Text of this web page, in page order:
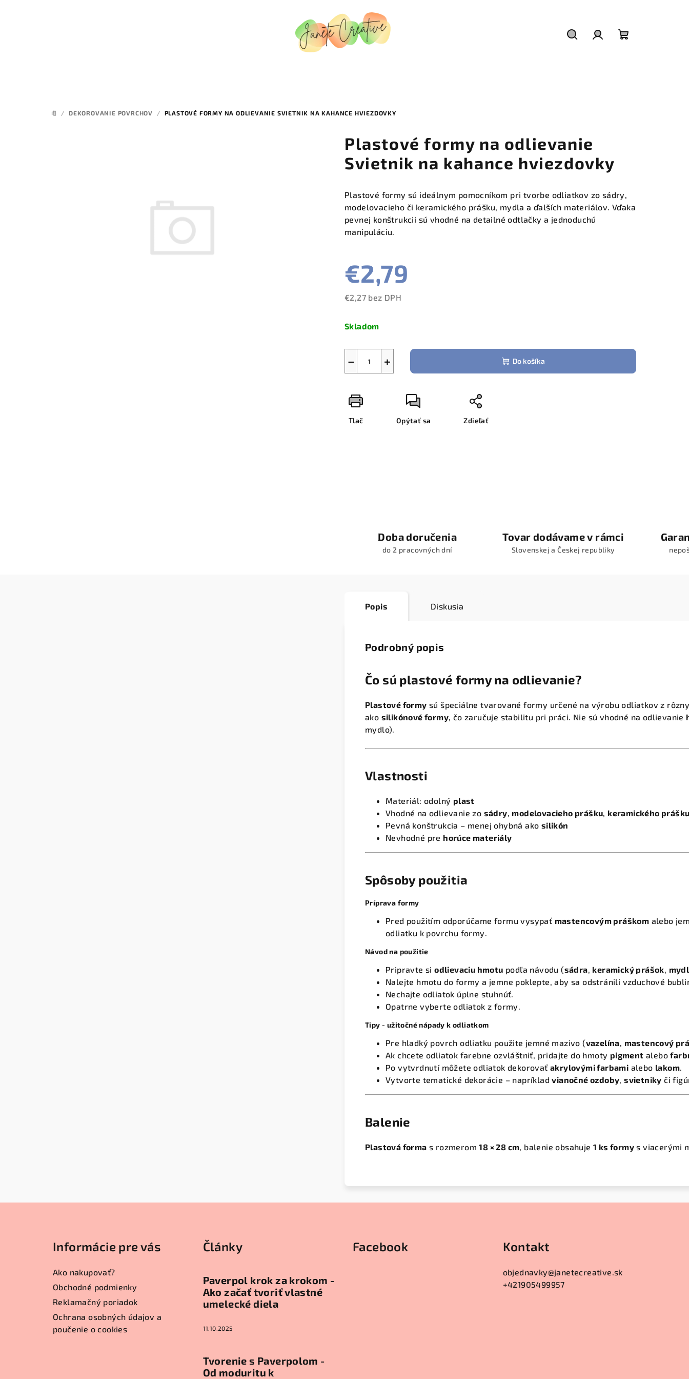
DOMOV
/ DEKOROVANIE POVRCHOV / PLASTOVÉ FORMY NA ODLIEVANIE SVIETNIK NA KAHANCE HVIEZDOVKY
Plastové formy na odlievanie
Svietnik na kahance hviezdovky
Plastové formy sú ideálnym pomocníkom pri tvorbe odliatkov zo sádry,
modelovacieho či keramického prášku, mydla a ďalších materiálov. Vďaka
pevnej konštrukcii sú vhodné na detailné odtlačky a jednoduchú
manipuláciu.
€2,79
€2,27 bez DPH
cena:
Skladom
+
− Do košíka
Tlač Opýtať sa Zdieľať
Doba doručenia
do 2 pracovných dní
Tovar dodávame v rámci
Slovenskej a Českej republiky
Popis Diskusia
Podrobný popis
Čo sú plastové formy na odlievanie?
Plastové formy sú špeciálne tvarované formy určené na výrobu odliatkov z
ako silikónové formy , čo zaručuje stabilitu pri práci. Nie sú vhodné na odlievanie
mydlo).
Vlastnosti
Materiál: odolný plast
Vhodné na odlievanie zo sádry modelovacieho prášku keramického
Pevná konštrukcia – menej ohybná ako silikón
Nevhodné pre horúce materiály
Spôsoby použitia
Príprava formy
Pred použitím odporúčame formu vysypať mastencovým práškom alebo
odliatku k povrchu formy.
Návod na použitie
Pripravte siodlievaciu hmotu podľa návodu (sádra keramický prášok
Nalejte hmotu do formy a jemne poklepte, aby sa odstránili vzduchové
Nechajte odliatok úplne stuhnúť.
Opatrne vyberte odliatok z formy.
Tipy - užitočné nápady k odliatkom
Pre hladký povrch odliatku použite jemné mazivo (vazelína mastencový
Ak chcete odliatok farebne ozvláštniť, pridajte do hmoty pigment alebo
Po vytvrdnutí môžete odliatok dekorovať akrylovými farbami alebo lakom
Vytvorte tematické dekorácie – napríkladvianočné ozdoby ,svietniky či
Balenie
Plastová forma s rozmerom18 × 28 cm , balenie obsahuje1 ks formy s viacerými
Informácie pre vás
Ako nakupovať?
Obchodné podmienky
Reklamačný poriadok
Ochrana osobných údajov a
poučenie o cookies
Články
Paverpol krok za krokom -
Ako začať tvoriť vlastné
umelecké diela
11.10.2025
Tvorenie s Paverpolom -
Od moduritu k
Facebook Kontakt
objednavky@janetecreative.sk
+421905499957